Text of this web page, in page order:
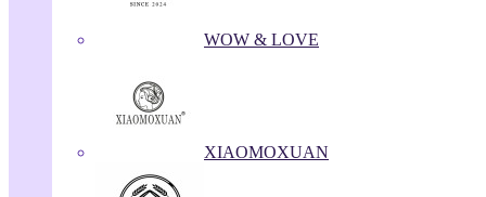
WOW & LOVE
XIAOMOXUAN